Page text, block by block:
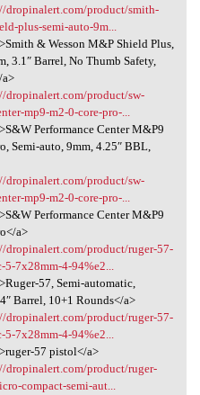
dropinalert.com/product/smith-
plus-semi-auto-9m...
& Wesson M&P Shield Plus,
3.1″ Barrel, No Thumb Safety,
dropinalert.com/product/sw-
mp9-m2-0-core-pro-...
Performance Center M&P9
Semi-auto, 9mm, 4.25″ BBL,
dropinalert.com/product/sw-
mp9-m2-0-core-pro-...
Performance Center M&P9
a>
dropinalert.com/product/ruger-57-
5-7x28mm-4-94%e2...
57, Semi-automatic,
Barrel, 10+1 Rounds</a>
dropinalert.com/product/ruger-57-
5-7x28mm-4-94%e2...
57 pistol</a>
dropinalert.com/product/ruger-
compact-semi-aut...